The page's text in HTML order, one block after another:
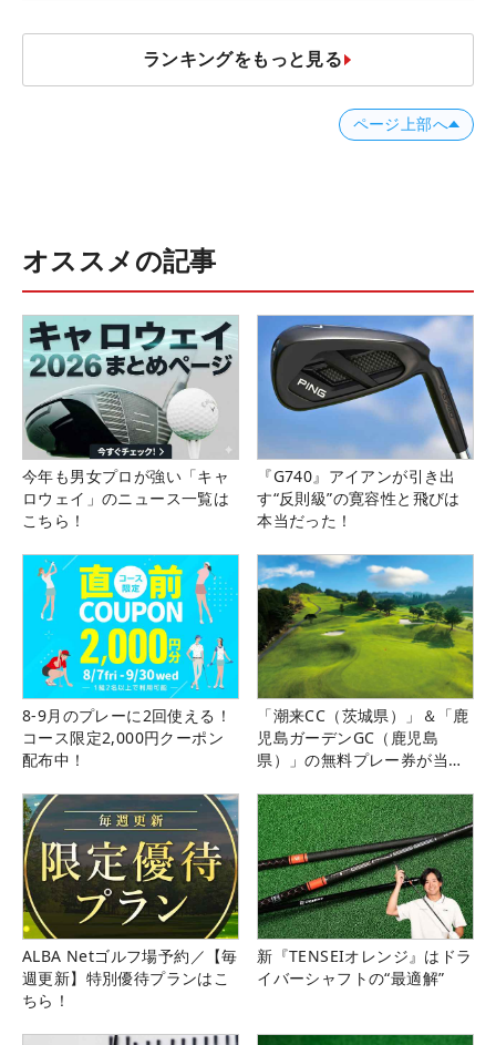
ランキングをもっと見る
ページ上部へ
オススメの記事
今年も男女プロが強い「キャ
ロウェイ」のニュース一覧は
こちら！
『G740』アイアンが引き出
す“反則級”の寛容性と飛びは
本当だった！
8-9月のプレーに2回使える！
コース限定2,000円クーポン
配布中！
「潮来CC（茨城県）」＆「鹿
児島ガーデンGC（鹿児島
県）」の無料プレー券が当た
ALBA Netゴルフ場予約／【毎
週更新】特別優待プランはこ
ちら！
新『TENSEIオレンジ』はドラ
イバーシャフトの“最適解”